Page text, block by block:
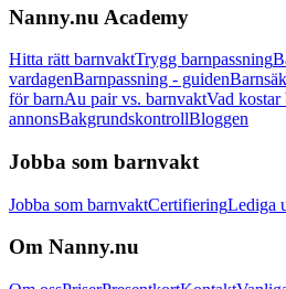
Nanny.nu Academy
Hitta rätt barnvaktTrygg barnpassning
vardagenBarnpassning - guiden
för barnAu pair vs. barnvaktVad kostar
annonsBakgrundskontrollBloggen
Jobba som barnvakt
Jobba som barnvaktCertifieringLediga
Om Nanny.nu